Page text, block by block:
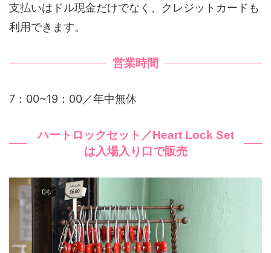
支払いはドル現金だけでなく、クレジットカードも
利用できます。
営業時間
7：00~19：00／年中無休
ハートロックセット／Heart Lock Set
は入場入り口で販売